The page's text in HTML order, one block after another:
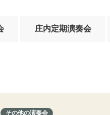
庄内定期演奏会
その他の演奏会